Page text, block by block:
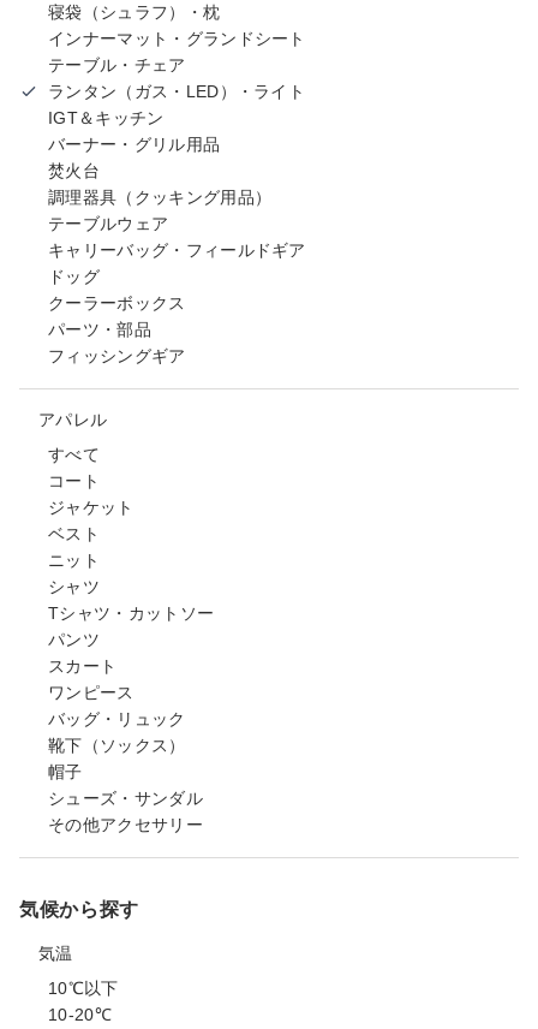
寝袋（シュラフ）・枕
インナーマット・グランドシート
テーブル・チェア
ランタン（ガス・LED）・ライト
IGT＆キッチン
バーナー・グリル用品
焚火台
調理器具（クッキング用品）
テーブルウェア
キャリーバッグ・フィールドギア
ドッグ
クーラーボックス
パーツ・部品
フィッシングギア
アパレル
すべて
コート
ジャケット
ベスト
ニット
シャツ
Tシャツ・カットソー
パンツ
スカート
ワンピース
バッグ・リュック
靴下（ソックス）
帽子
シューズ・サンダル
その他アクセサリー
気候から探す
気温
10℃以下
10-20℃